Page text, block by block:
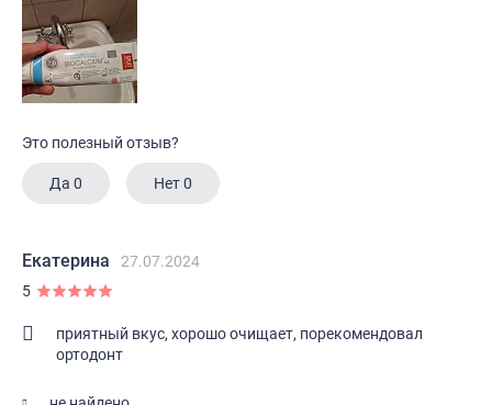
Это полезный отзыв?
Да 0 Нет0
Екатерина
27.07.2024
5
приятный вкус, хорошо очищает, порекомендовал
ортодонт